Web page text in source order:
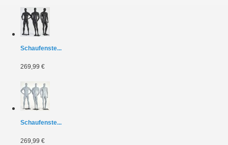
Schaufenste...
269,99 €
Schaufenste...
269,99 €